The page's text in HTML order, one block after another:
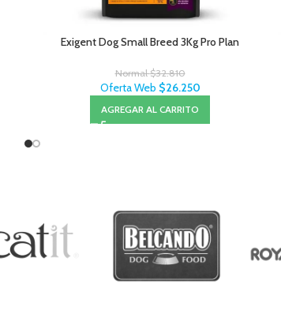
Exigent Dog Small Breed 3Kg Pro Plan
Normal$32.810
Oferta Web $26.250
AGREGAR AL CARRITO